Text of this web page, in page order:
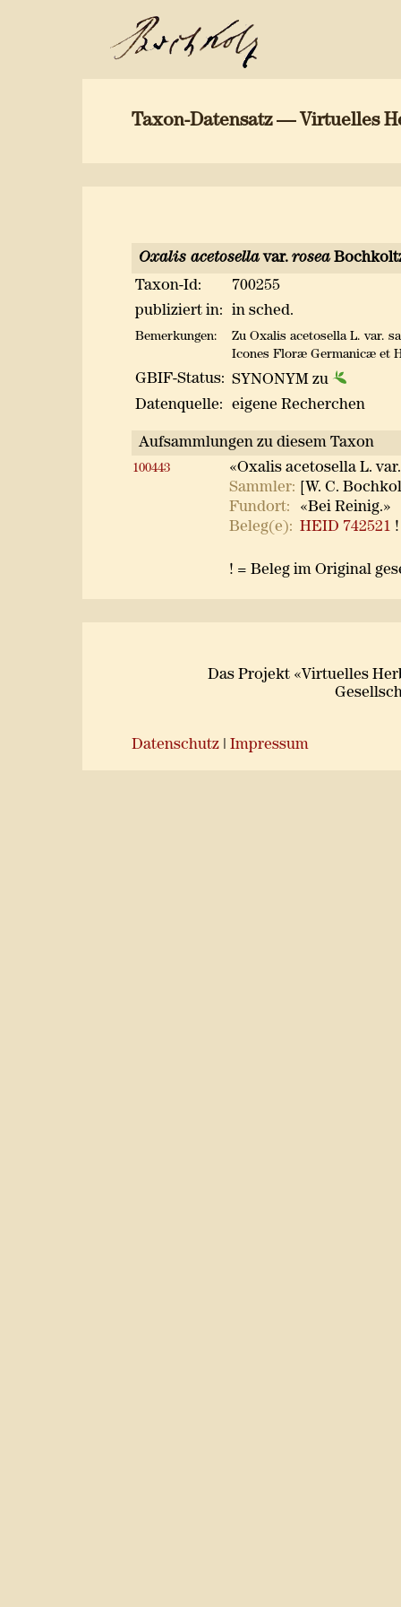
Taxon-Datensatz — Virtuelles
Oxalis acetosellavar. rosea
Taxon-Id:
700255
publiziert in:
in sched.
Bemerkungen:
Zu Oxalis acetosella L. var.
Icones Floræ Germanicæ et
GBIF-Status: SYNONYM zu
Datenquelle:
eigene Recherchen
Aufsammlungen zu diesem Taxon
100443
«Oxalis acetosella L.
Sammler:
[W. C.
Fundort:
«Bei Reinig.»
Beleg(e): HEID 742521 !
! = Beleg im Original
Das Projekt «Virtuelles
Datenschutz Impressum